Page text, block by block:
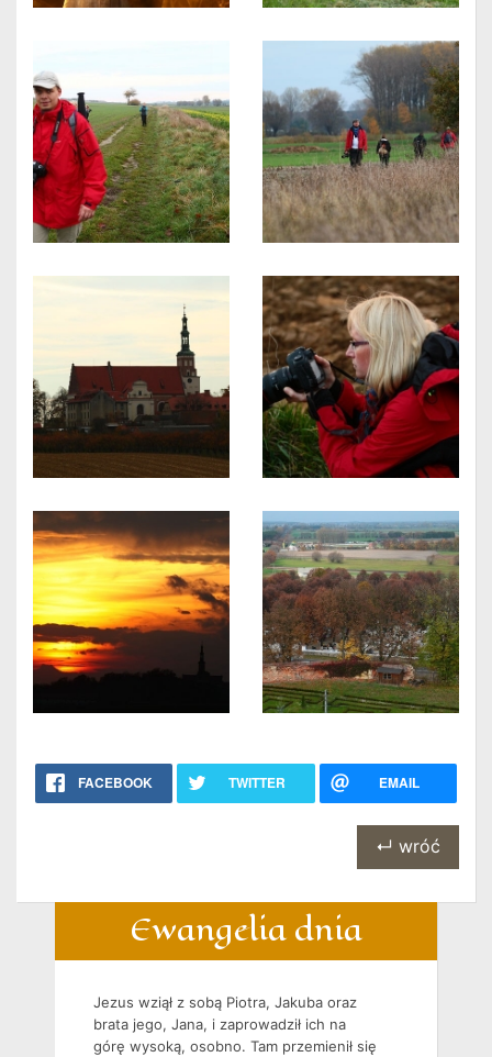
FACEBOOK TWITTER EMAIL
↵ wróć
Ewangelia dnia
Jezus wziął z sobą Piotra, Jakuba oraz
brata jego, Jana, i zaprowadził ich na
górę wysoką, osobno. Tam przemienił się